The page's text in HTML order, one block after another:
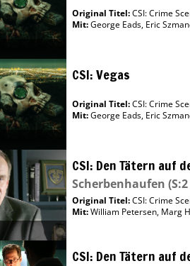
Original Titel:CSI: Crime
Mit:George Eads, Eric
CSI: Vegas
Original Titel:CSI: Crime
Mit:George Eads, Eric
CSI: Den Tätern auf
Scherbenhaufen
Original Titel:CSI: Crime
Mit:William Petersen, Marg
CSI: Den Tätern auf